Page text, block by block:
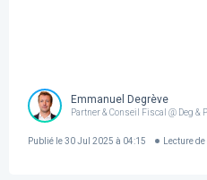
Emmanuel Degrève
Partner & Conseil Fiscal @ Deg &
Publié le30 Jul 2025 à 04:15 Lecture de